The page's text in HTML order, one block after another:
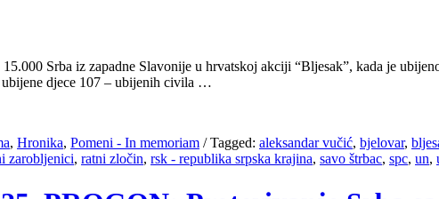
Srba iz zapadne Slavonije u hrvatskoj akciji “Bljesak”, kada je
ubijene djece 107 – ubijenih civila …
, Hronika, Pomeni - In memoriam /Tagged: aleksandar vučić, bjelovar,
zarobljenici, ratni zločin, rsk - republika srpska krajina, savo štrbac, spc, un,